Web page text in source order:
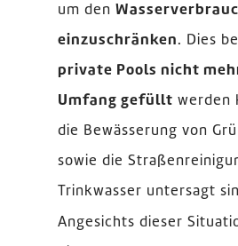
um den
einzuschränken. Dies
private Pools nicht
Umfang gefüllt werden
die Bewässerung von
sowie die
Trinkwasser untersagt
Angesichts dieser